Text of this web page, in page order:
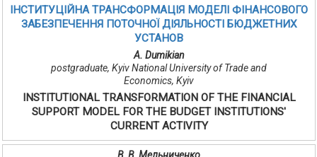
ІНСТИТУЦІЙНА ТРАНСФОРМАЦІЯ МОДЕЛІ ФІНАНСОВОГО
ЗАБЕЗПЕЧЕННЯ ПОТОЧНОЇ ДІЯЛЬНОСТІ БЮДЖЕТНИХ
УСТАНОВ
A. Dumikian
postgraduate, Kyiv National University of Trade and
Economics, Kyiv
INSTITUTIONAL TRANSFORMATION OF THE FINANCIAL
SUPPORT MODEL FOR THE BUDGET INSTITUTIONS'
CURRENT ACTIVITY